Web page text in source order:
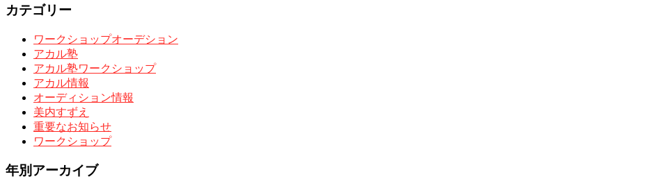
カテゴリー
ワークショップオーデション
アカル塾
アカル塾ワークショップ
アカル情報
オーディション情報
美内すずえ
重要なお知らせ
ワークショップ
年別アーカイブ